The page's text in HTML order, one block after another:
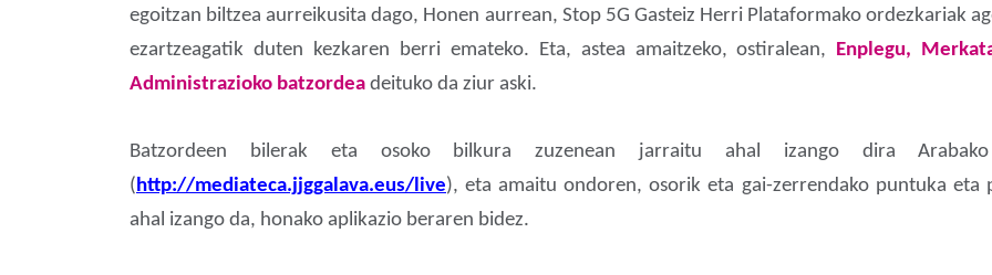
egoitzan biltzea aurreikusita dago, Honen aurrean, Stop 5G Gasteiz Herri Plataformako ordezkariak
ezartzeagatik duten kezkaren berri emateko. Eta, astea amaitzeko, ostiralean, Enplegu,
Administrazioko batzordea deituko da ziur aski.
Batzordeen bilerak eta osoko bilkura zuzenean jarraitu ahal izango dira Arabako
(http://mediateca.jjggalava.eus/live), eta amaitu ondoren, osorik eta gai-zerrendako puntuka
ahal izango da, honako aplikazio beraren bidez.